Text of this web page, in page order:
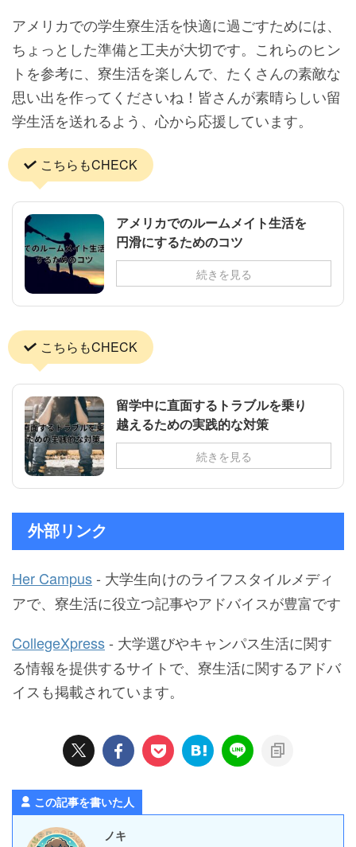
アメリカでの学生寮生活を快適に過ごすためには、
ちょっとした準備と工夫が大切です。これらのヒン
トを参考に、寮生活を楽しんで、たくさんの素敵な
思い出を作ってくださいね！皆さんが素晴らしい留
学生活を送れるよう、心から応援しています。
こちらもCHECK
アメリカでのルームメイト生活を
円滑にするためのコツ
続きを見る
こちらもCHECK
留学中に直面するトラブルを乗り
越えるための実践的な対策
続きを見る
外部リンク
Her Campus- 大学生向けのライフスタイルメディ
アで、寮生活に役立つ記事やアドバイスが豊富です
CollegeXpress- 大学選びやキャンパス生活に関す
る情報を提供するサイトで、寮生活に関するアドバ
イスも掲載されています。
この記事を書いた人
ノキ